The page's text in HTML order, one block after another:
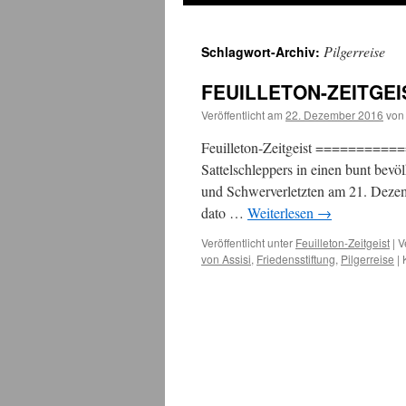
Schlagwort-Archiv: Pilgerreise
FEUILLETON-
Veröffentlicht am 22. Dezember 2016 von
Feuilleton-Zeitgeist
Sattelschleppers in einen bunt
und Schwerverletzten am 21.
dato … Weiterlesen →
Veröffentlicht unter Feuilleton-Zeitgeist |
von Assisi, Friedensstiftung, Pilgerreise |